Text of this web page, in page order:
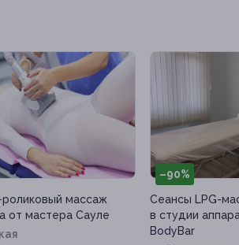
–90%
Сеансы LPG-массажа тела
в студии аппаратного